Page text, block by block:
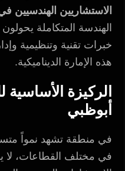
الاستشاريين الهندسيين
الهندسة المتكاملة
خبرات تقنية وتنظيمية
هذه الإمارة الديناميكية.
الركيزة الأساسية
أبوظبي
في منطقة تشهد نمواً
في مختلف القطاعات، لا